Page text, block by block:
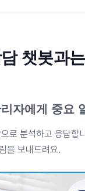
챗봇과는
자에게 중요
로 분석하고 응답합
을 보내드려요.